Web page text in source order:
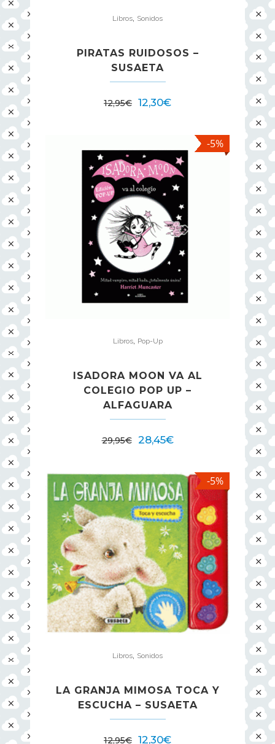
Libros, Sonidos
PIRATAS RUIDOSOS –
SUSAETA
12,95€ 12,30€
-5%
Libros, Pop-Up
ISADORA MOON VA AL
COLEGIO POP UP –
ALFAGUARA
29,95€ 28,45€
-5%
Libros Sonidos
LA GRANJA MIMOSA TOCA Y
ESCUCHA – SUSAETA
12,95€ 12,30€